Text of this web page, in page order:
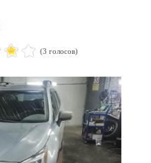
(3 голосов)